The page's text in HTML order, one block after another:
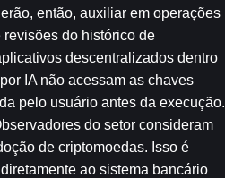
então, auxiliar em operações
do histórico de
descentralizados dentro
IA não acessam as chaves
pelo usuário antes da execução.
do setor consideram
de criptomoedas. Isso é
ao sistema bancário